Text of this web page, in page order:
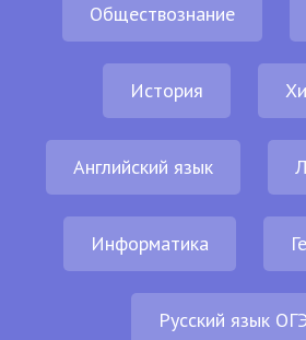
Обществознание
История
Английский язык
Информатика
Русский язык